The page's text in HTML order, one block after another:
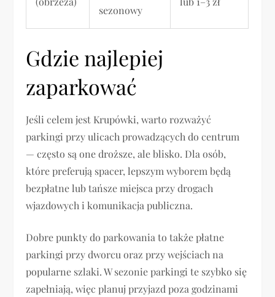
sezonowy
Gdzie najlepiej
zaparkować
Jeśli celem jest Krupówki, warto rozważyć
parkingi przy ulicach prowadzących do centrum
— często są one droższe, ale blisko. Dla osób,
które preferują spacer, lepszym wyborem będą
bezpłatne lub tańsze miejsca przy drogach
wjazdowych i komunikacja publiczna.
Dobre punkty do parkowania to także płatne
parkingi przy dworcu oraz przy wejściach na
popularne szlaki. W sezonie parkingi te szybko się
zapełniają, więc planuj przyjazd poza godzinami